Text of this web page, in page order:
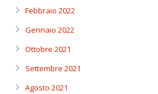
Febbraio 2022
Gennaio 2022
Ottobre 2021
Settembre 2021
Agosto 2021